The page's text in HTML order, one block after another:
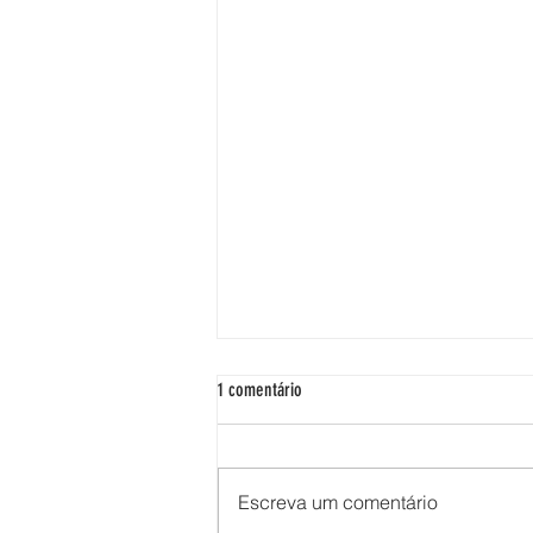
BEM-VINDO A BORDO
1 comentário
Escreva um comentário